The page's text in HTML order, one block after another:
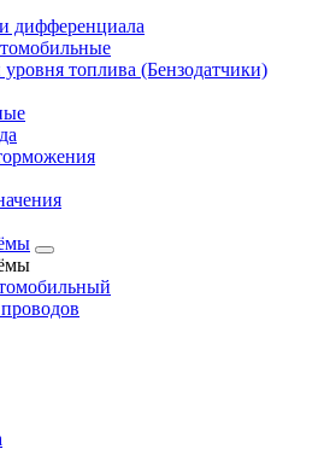
дифференциала
топлива (Бензодатчики)